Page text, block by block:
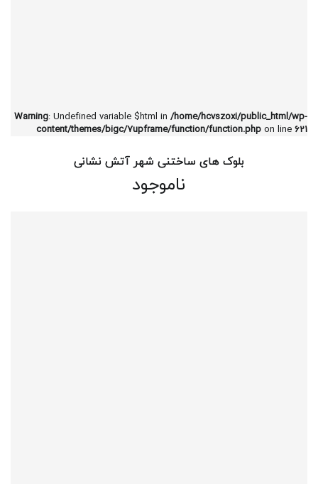
Warning: Undefined variable $html in /home/hcvszoxi/public_html/wp-
content/themes/bigc/7upframe/function/function.php on line 621
بلوک های ساختنی شهر آتش نشانی
ناموجود